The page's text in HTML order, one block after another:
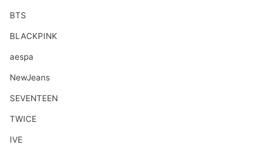
BTS
BLACKPINK
aespa
NewJeans
SEVENTEEN
TWICE
IVE